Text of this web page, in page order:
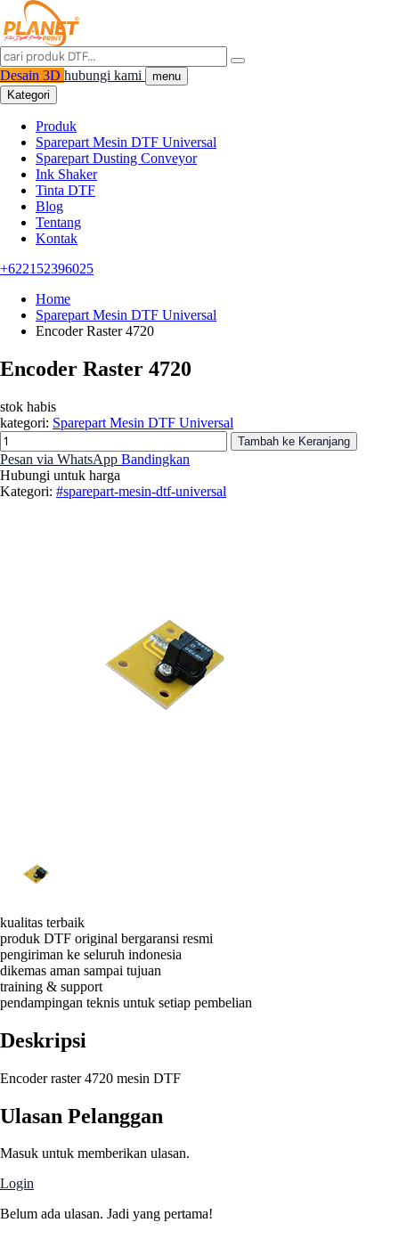
Desain 3D hubungi kami
menu
Kategori
Produk
Sparepart Mesin DTF Universal
Sparepart Dusting Conveyor
Ink Shaker
Tinta DTF
Blog
Tentang
Kontak
+622152396025
Home
Sparepart Mesin DTF Universal
Encoder Raster 4720
Encoder Raster 4720
stok habis
kategori: Sparepart Mesin DTF Universal
Tambah ke Keranjang
Pesan via WhatsApp Bandingkan
Hubungi untuk harga
Kategori: #sparepart-mesin-dtf-universal
kualitas terbaik
produk DTF original bergaransi resmi
pengiriman ke seluruh indonesia
dikemas aman sampai tujuan
training & support
pendampingan teknis untuk setiap pembelian
Deskripsi
Encoder raster 4720 mesin DTF
Ulasan Pelanggan
Masuk untuk memberikan ulasan.
Login
Belum ada ulasan. Jadi yang pertama!